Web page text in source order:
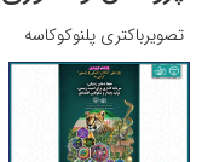
تصویرباکتری پلنوکوکاسه